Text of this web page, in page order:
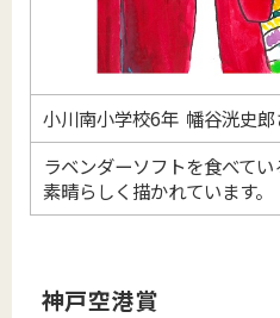
小川南小学校6年 幡谷洸史郎
ラベンダーソフトを食べて
素晴らしく描かれています。
神戸空港賞